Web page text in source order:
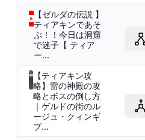
【ゼルダの伝説 】
ティアキンであそ
ぶ！！今日は洞窟
で迷子【 ティア
ー...
【ティアキン攻
略】雷の神殿の攻
略とボスの倒し方
｜ゲルドの街のル
ージュ・クィンギ
ブ...